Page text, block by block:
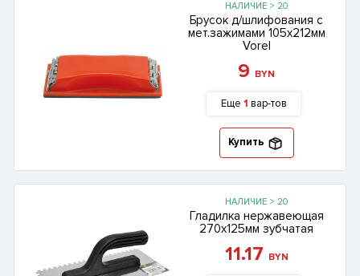
НАЛИЧИЕ > 20
Брусок д/шлифования с
мет.зажимами 105х212мм
Vorel
9 BYN
Еще 1 вар-тов
Купить
НАЛИЧИЕ > 20
Гладилка нержавеющая
270х125мм зубчатая
11.17 BYN